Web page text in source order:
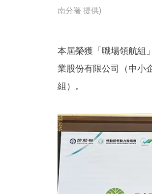
南分署 提供)
本屆榮獲「職場領航組
業股份有限公司（中小
組）。